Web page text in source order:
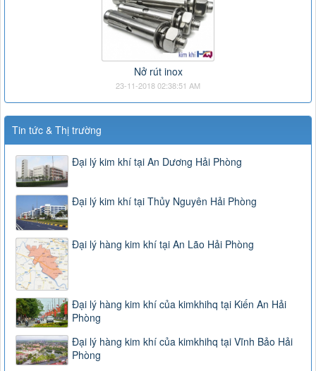
Nở rút inox
23-11-2018 02:38:51 AM
Tin tức & Thị trường
Đại lý kim khí tại An Dương Hải Phòng
Đại lý kim khí tại Thủy Nguyên Hải Phòng
Đại lý hàng kim khí tại An Lão Hải Phòng
Đại lý hàng kim khí của kimkhihq tại Kiến An Hải
Phòng
Đại lý hàng kim khí của kimkhihq tại Vĩnh Bảo Hải
Phòng